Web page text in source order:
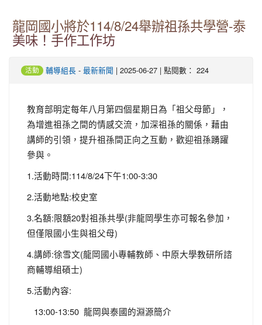
龍岡國小將於114/8/24舉辦祖孫共學營-泰
美味！手作工作坊
活動 輔導組長 - 最新新聞 | 2025-06-27 | 點閱數： 224
教育部明定每年八月第四個星期日為「祖父母節」，
為增進祖孫之間的情感交流，加深祖孫的關係，藉由
講師的引領，提升祖孫間正向之互動，歡迎祖孫踴躍
參與。
1.活動時間:114/8/24下午1:00-3:30
2.活動地點:校史室
3.名額:限額20對祖孫共學(非龍岡學生亦可報名參加，
但僅限國小生與祖父母)
4.講師:徐雪文(龍岡國小專輔教師、中原大學教研所諮
商輔導組碩士)
5.活動內容:
13:00-13:50 龍岡與泰國的淵源簡介